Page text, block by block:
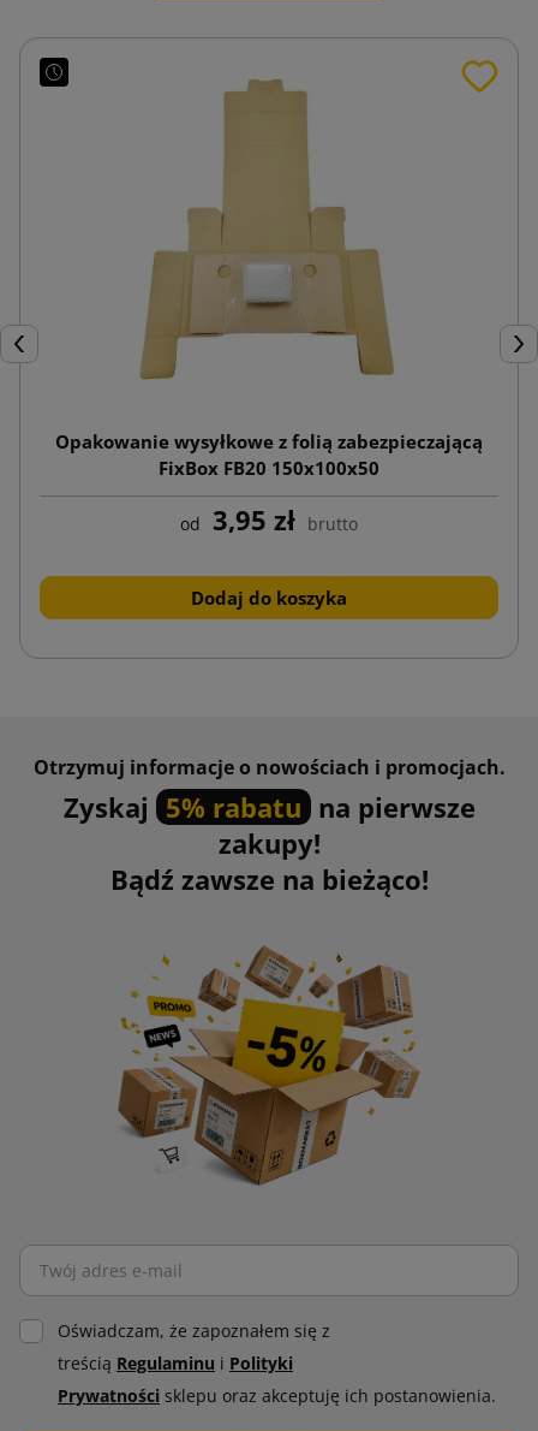
Poprzedni
Opakowanie wysyłkowe z folią zabezpieczającą
FixBox FB20 150x100x50
od 3,95 zł brutto
Dodaj do koszyka
Otrzymuj informacje o nowościach i promocjach.
Zyskaj 5% rabatu na pierwsze
zakupy!
Bądź zawsze na bieżąco!
Oświadczam, że zapoznałem się z
treścią Regulaminu i Polityki
Prywatności sklepu oraz akceptuję ich postanowienia.